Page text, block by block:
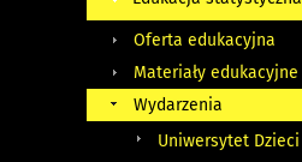
Oferta edukacyjna
Materiały edukacyjne
Wydarzenia
Uniwersytet Dzieci